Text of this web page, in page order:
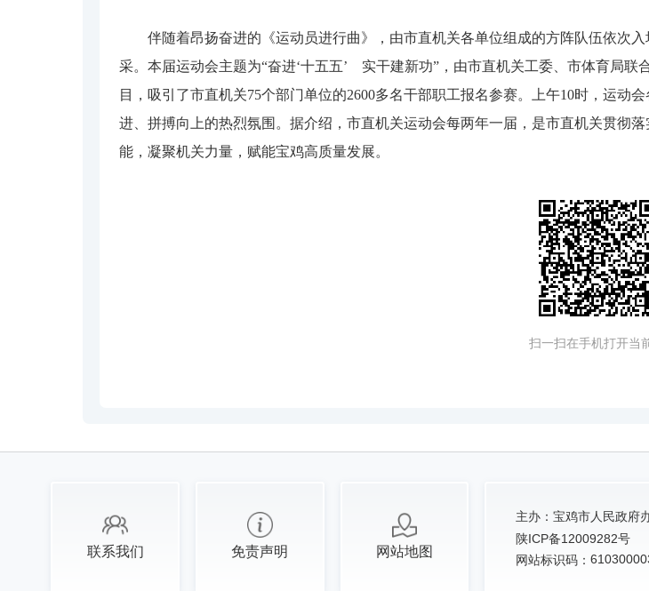
伴随着昂扬奋进的《运动员进行曲》，由市直机关各单位组成的方阵队伍依次
采。本届运动会主题为“奋进‘十五五’ 实干建新功”，由市直机关工委、市体育局
目，吸引了市直机关75个部门单位的2600多名干部职工报名参赛。上午10时，运动
进、拼搏向上的热烈氛围。据介绍，市直机关运动会每两年一届，是市直机关贯彻
能，凝聚机关力量，赋能宝鸡高质量发展。
扫一扫在手机打开当
联系我们 免责声明 网站地图
主办： 宝鸡市人民政府
陕ICP备12009282号
网站标识码：